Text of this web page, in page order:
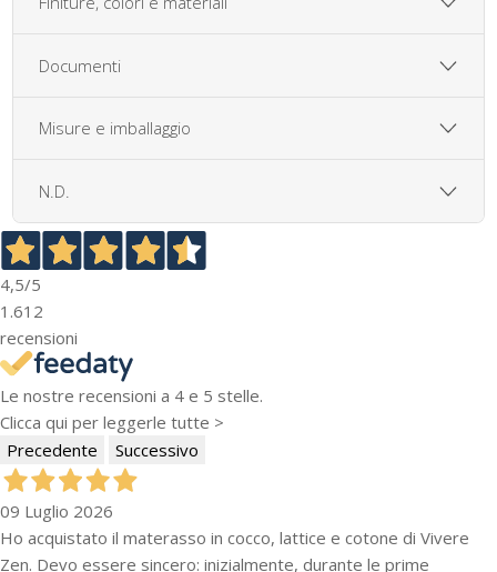
Documenti
Misure e imballaggio
N.D.
4,5/5
1.612
recensioni
Le nostre recensioni a 4 e 5 stelle.
Clicca qui per leggerle tutte >
Precedente
Successivo
09 Luglio 2026
Ho acquistato il materasso in cocco, lattice e cotone di Vivere
Zen. Devo essere sincero: inizialmente, durante le prime